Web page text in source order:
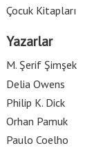
Çocuk Kitapları
Yazarlar
M. Şerif Şimşek
Delia Owens
Philip K. Dick
Orhan Pamuk
Paulo Coelho